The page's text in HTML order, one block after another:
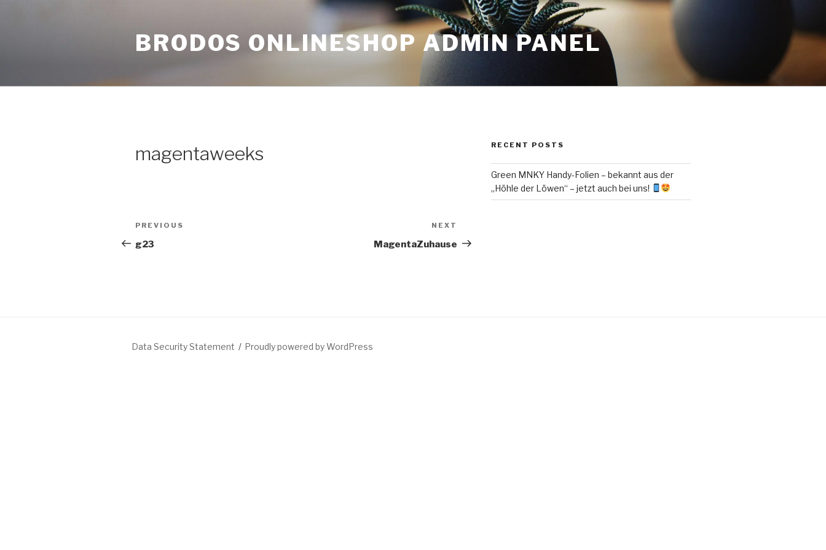
BRODOS ONLINESHOP ADMIN PANEL
magentaweeks
Post
navigation
Previous
Post
PREVIOUS
g23
Post
NEXT
MagentaZuhause
RECENT POSTS
Green MNKY Handy-Folien – bekannt aus der
„Höhle der Löwen“ – jetzt auch bei uns!
Data Security Statement Proudly powered by WordPress